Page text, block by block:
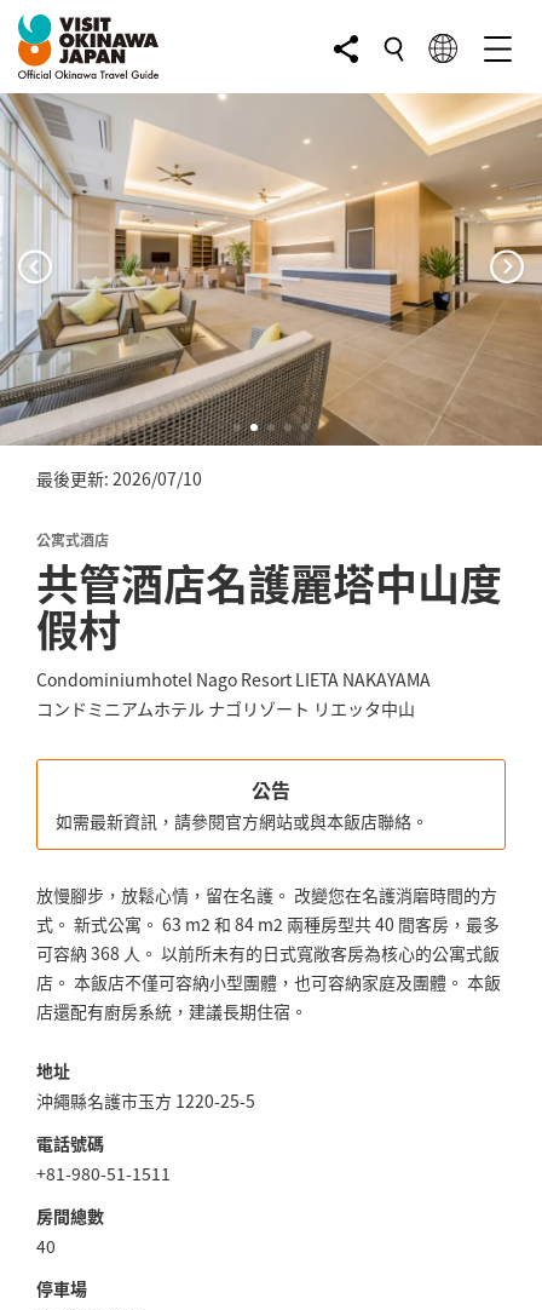
最後更新: 2026/07/10
公寓式酒店
共管酒店名護麗塔中山度
假村
Condominiumhotel Nago Resort LIETA NAKAYAMA
コンドミニアムホテル ナゴリゾート リエッタ中山
公告
如需最新資訊，請參閱官方網站或與本飯店聯絡。
放慢腳步，放鬆心情，留在名護。 改變您在名護消磨時間的方
式。 新式公寓。 63 m2 和 84 m2 兩種房型共 40 間客房，最多
可容納 368 人。 以前所未有的日式寬敞客房為核心的公寓式飯
店。 本飯店不僅可容納小型團體，也可容納家庭及團體。 本飯
店還配有廚房系統，建議長期住宿。
地址
沖繩縣名護市玉方 1220-25-5
電話號碼
+81-980-51-1511
房間總數
40
停車場